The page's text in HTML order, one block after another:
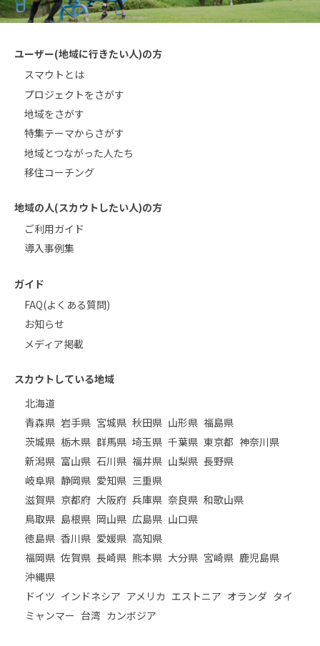
ユーザー(地域に行きたい人)の方
スマウトとは
プロジェクトをさがす
地域をさがす
特集テーマからさがす
地域とつながった人たち
移住コーチング
地域の人(スカウトしたい人)の方
ご利用ガイド
導入事例集
ガイド
FAQ(よくある質問)
お知らせ
メディア掲載
スカウトしている地域
北海道
青森県 岩手県 宮城県 秋田県 山形県 福島県
茨城県 栃木県 群馬県 埼玉県 千葉県 東京都 神奈川県
新潟県 富山県 石川県 福井県 山梨県 長野県
岐阜県 静岡県 愛知県 三重県
滋賀県 京都府 大阪府 兵庫県 奈良県 和歌山県
鳥取県 島根県 岡山県 広島県 山口県
徳島県 香川県 愛媛県 高知県
福岡県 佐賀県 長崎県 熊本県 大分県 宮崎県 鹿児島県
沖縄県
ドイツ インドネシア アメリカ エストニア オランダ タイ
ミャンマー 台湾 カンボジア